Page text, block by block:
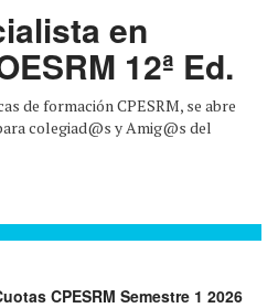
en
12ª Ed.
de formación CPESRM, se abre
colegiad@s y Amig@s del
CPESRM Semestre 1 2026